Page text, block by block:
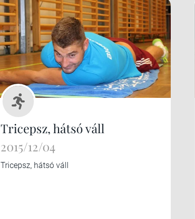
Tricepsz, hátsó váll
2015/12/04
Tricepsz, hátsó váll